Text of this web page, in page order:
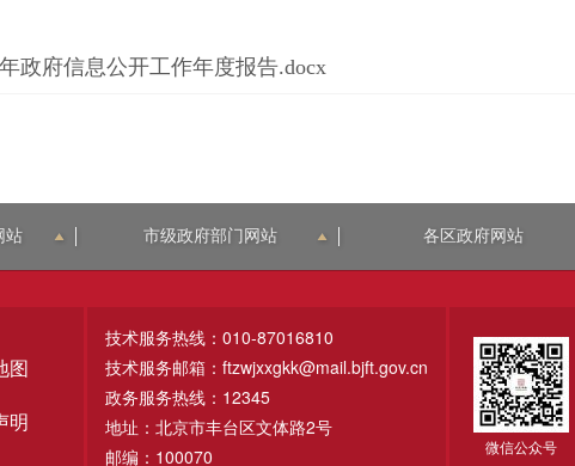
政府信息公开工作年度报告.docx
站 市级政府部门网站 各区政府网站
图
明
技术服务热线：010-87016810
技术服务邮箱：ftzwjxxgkk@mail.bjft.gov.cn
政务服务热线：12345
地址：北京市丰台区文体路2号
邮编：100070
微信公众号